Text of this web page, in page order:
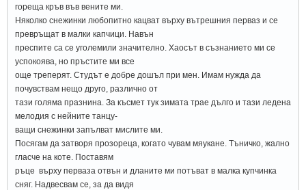
гореща кръв във вените ми.
Няколко снежинки любопитно кацват върху вътрешния перваз и се
превръщат в малки капчици. Навън
преспите са се уголемили значително. Хаосът в съзнанието ми се
успокоява, но пръстите ми все
още треперят. Студът е добре дошъл при мен. Имам нужда да
почувствам нещо друго, различно от
тази голяма празнина. За късмет тук зимата трае дълго и тази ледена
мелодия с нейните танцу-
ващи снежинки запълват мислите ми.
Посягам да затворя прозореца, когато чувам мяукане. Тъничко, жално
гласче на коте. Поставям
ръце върху перваза отвън и дланите ми потъват в малка купчинка
сняг. Надвесвам се, за да видя